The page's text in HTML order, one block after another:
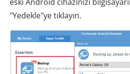
"Yedekle"ye tıklayın.